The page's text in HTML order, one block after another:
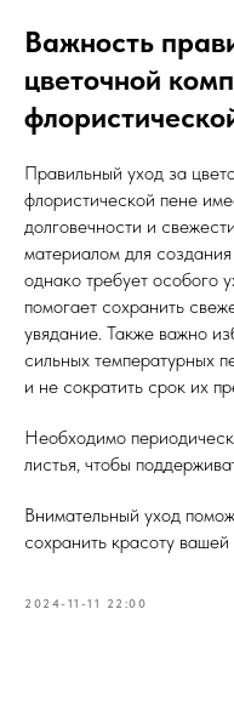
Важность
цветочной
Правильный уход за
флористической пене
долговечности и
материалом для
однако требует особого
помогает сохранить
увядание. Также важно
сильных температурных
и не сократить срок их
Необходимо
листья, чтобы
Внимательный уход
сохранить красоту
2024-11-11 22:00